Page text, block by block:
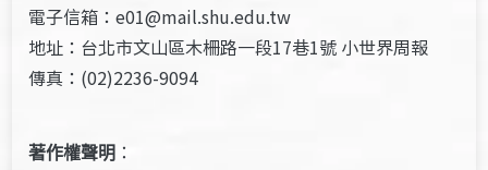
電子信箱：e01@mail.shu.edu.tw
地址：台北市文山區木柵路一段17巷1號 小世界周報
傳真：(02)2236-9094
著作權聲明 ：